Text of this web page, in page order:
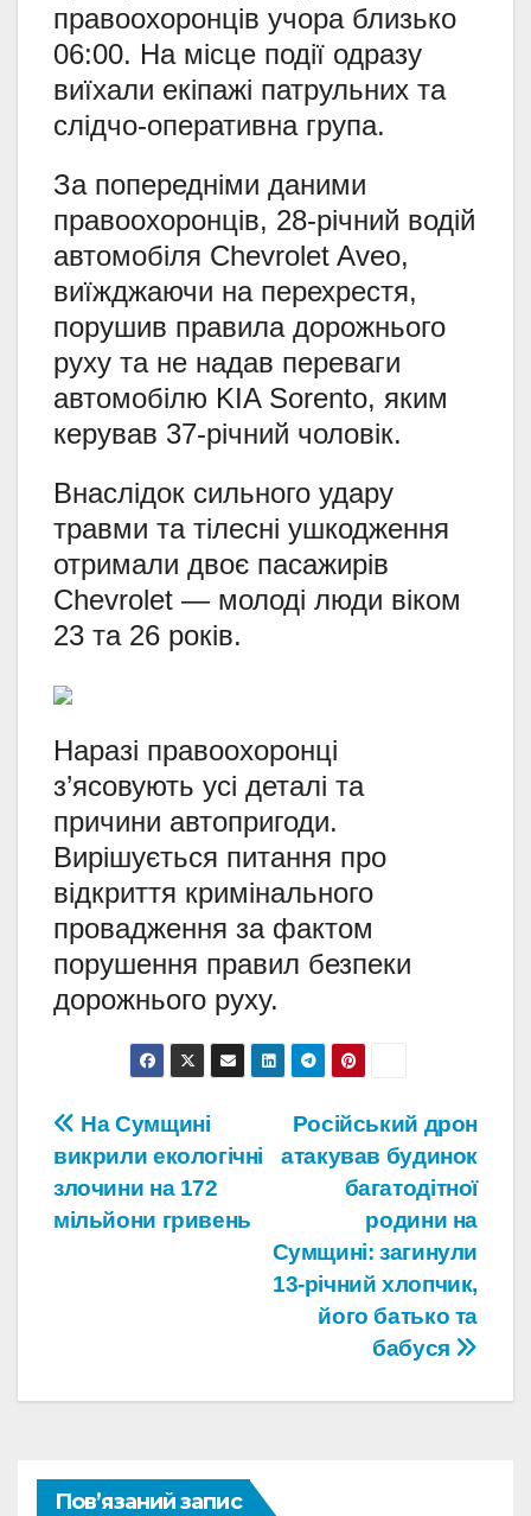
правоохоронців учора близько
06:00. На місце події одразу
виїхали екіпажі патрульних та
слідчо-оперативна група.
За попередніми даними
правоохоронців, 28-річний водій
автомобіля Chevrolet Aveo,
виїжджаючи на перехрестя,
порушив правила дорожнього
руху та не надав переваги
автомобілю KIA Sorento, яким
керував 37-річний чоловік.
Внаслідок сильного удару
травми та тілесні ушкодження
отримали двоє пасажирів
Chevrolet — молоді люди віком
23 та 26 років.
Наразі правоохоронці
з’ясовують усі деталі та
причини автопригоди.
Вирішується питання про
відкриття кримінального
провадження за фактом
порушення правил безпеки
дорожнього руху.
Навігація
записів
Російський дрон
атакував будинок
багатодітної
родини на
Сумщині: загинули
13-річний хлопчик,
його батько та
бабуся
На Сумщині
викрили екологічні
злочини на 172
мільйони гривень
Пов’язаний запис